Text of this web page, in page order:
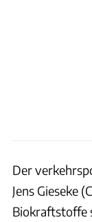
Der
Jens Gieseke
Biokraftstoffe